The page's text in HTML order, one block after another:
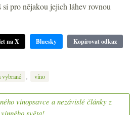
pro nějakou jejich láhev rovnou
na X Bluesky Kopírovat odkaz
vybrané , víno
vínopsavce a nezávislé články z
vinného světa!